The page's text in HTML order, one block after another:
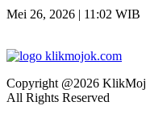
Mei 26, 2026 | 11:02 WIB
Copyright @2026
All Rights Reserved